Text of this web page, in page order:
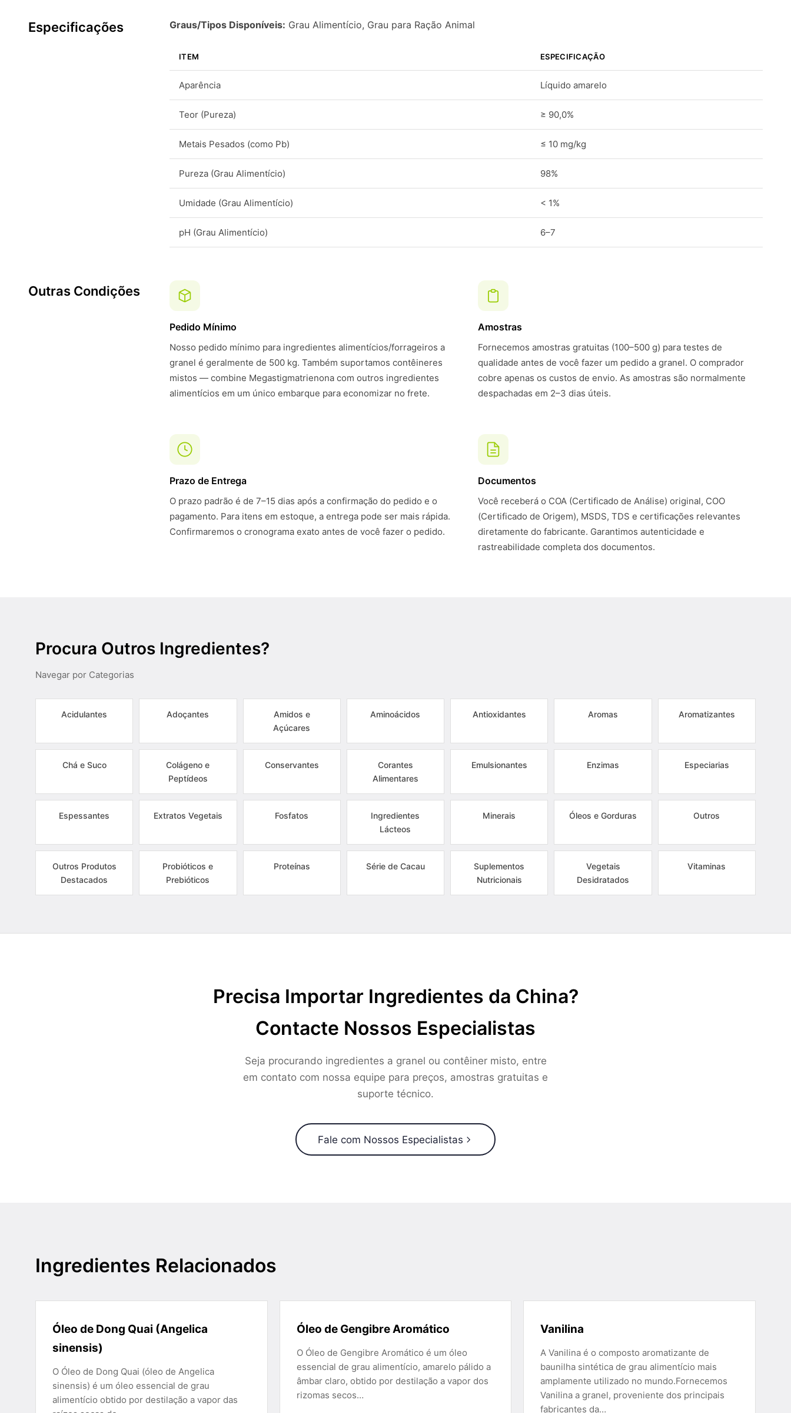
Especificações Graus/Tipos Disponíveis: Grau Alimentício, Grau para Ração Animal
ITEM ESPECIFICAÇÃO
Aparência Líquido amarelo
Teor (Pureza) ≥ 90,0%
Metais Pesados (como Pb) ≤ 10 mg/kg
Pureza (Grau Alimentício) 98%
Umidade (Grau Alimentício) < 1%
pH (Grau Alimentício) 6–7
Outras Condições
Pedido Mínimo
Nosso pedido mínimo para ingredientes alimentícios/forrageiros a
granel é geralmente de 500 kg. Também suportamos contêineres
mistos — combine Megastigmatrienona com outros ingredientes
alimentícios em um único embarque para economizar no frete.
Amostras
Fornecemos amostras gratuitas (100–500 g) para testes de
qualidade antes de você fazer um pedido a granel. O comprador
cobre apenas os custos de envio. As amostras são normalmente
despachadas em 2–3 dias úteis.
Prazo de Entrega
O prazo padrão é de 7–15 dias após a confirmação do pedido e o
pagamento. Para itens em estoque, a entrega pode ser mais rápida.
Confirmaremos o cronograma exato antes de você fazer o pedido.
Documentos
Você receberá o COA (Certificado de Análise) original, COO
(Certificado de Origem), MSDS, TDS e certificações relevantes
diretamente do fabricante. Garantimos autenticidade e
rastreabilidade completa dos documentos.
Procura Outros Ingredientes?
Navegar por Categorias
Acidulantes Adoçantes
Amidos e
Açúcares
Aminoácidos Antioxidantes Aromas Aromatizantes
Chá e Suco
Colágeno e
Peptídeos
Conservantes
Corantes
Alimentares
Emulsionantes Enzimas Especiarias
Espessantes Extratos Vegetais Fosfatos
Ingredientes
Lácteos
Minerais Óleos e Gorduras Outros
Outros Produtos
Destacados
Probióticos e
Prebióticos
Proteínas Série de Cacau
Suplementos
Nutricionais
Vegetais
Desidratados
Vitaminas
Precisa Importar Ingredientes da China?
Contacte Nossos Especialistas
Seja procurando ingredientes a granel ou contêiner misto, entre
em contato com nossa equipe para preços, amostras gratuitas e
suporte técnico.
Fale com Nossos Especialistas
Ingredientes Relacionados
Óleo de Dong Quai (Angelica
sinensis)
O Óleo de Dong Quai (óleo de Angelica
sinensis) é um óleo essencial de grau
alimentício obtido por destilação a vapor das
Óleo de Gengibre Aromático
O Óleo de Gengibre Aromático é um óleo
essencial de grau alimentício, amarelo pálido a
âmbar claro, obtido por destilação a vapor dos
rizomas secos…
Vanilina
A Vanilina é o composto aromatizante de
baunilha sintética de grau alimentício mais
amplamente utilizado no mundo.Fornecemos
Vanilina a granel, proveniente dos principais
fabricantes da…